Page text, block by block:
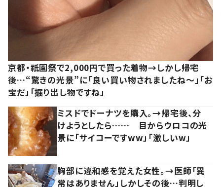
京都・祇園祭で2,000円で買った着物→しかし帰宅
後…“驚きの光景”に「良い買い物されましたね～」「お
宝だ」「掘り出し物ですね」
ミスドでドーナツを購入。→帰宅後、分
けようとしたら…… 目からウロコの光
景に「サイコーですww」「激しいw」
胸部に違和感を覚えた女性。→医師「異
常はありません」しかしその後…判明し